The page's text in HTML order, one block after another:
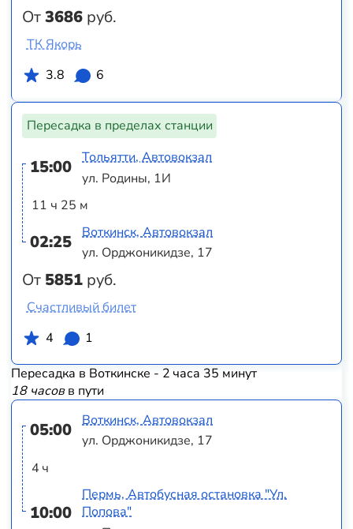
От3686 руб.
ТК Якорь
3.8
6
Пересадка в пределах станции
15:00
11 ч 25 м
02:25
От 5851 руб.
Тольятти, Автовокзал
ул. Родины, 1И
Воткинск, Автовокзал
ул. Орджоникидзе, 17
Счастливый билет
4
1
Пересадка в Воткинске - 2 часа 35 минут
18 часовв пути
05:00
4 ч
10:00
Воткинск, Автовокзал
ул. Орджоникидзе, 17
Пермь, Автобусная остановка "Ул.
Попова"